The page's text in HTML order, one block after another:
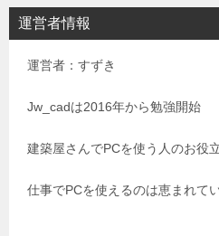
ビ
ゲ
運営者情報
運営者：すずき
Jw_cadは2016年から勉強開始
建築屋さんでPCを使う人のお役
仕事でPCを使えるのは恵まれて